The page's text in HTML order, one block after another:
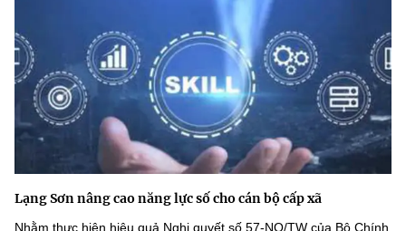
Lạng Sơn nâng cao năng lực số cho cán bộ cấp xã
Nhằm thực hiện hiệu quả Nghị quyết số 57-NQ/TW của Bộ Chính